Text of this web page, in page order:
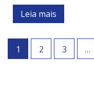
Leia mais
1 2 3 …